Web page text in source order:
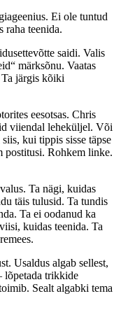
Ei ole tuntud
raha teenida.
saidi. Valis
märksõnu. Vaatas
järgis kõiki
eesotsas. Chris
viiendal leheküljel. Või
kui tippis sisse täpse
postitusi. Rohkem linke.
Ta nägi, kuidas
täis tulusid. Ta tundis
Ta ei oodanud ka
kuidas teenida. Ta
Usaldus algab sellest,
lõpetada trikkide
Sealt algabki tema